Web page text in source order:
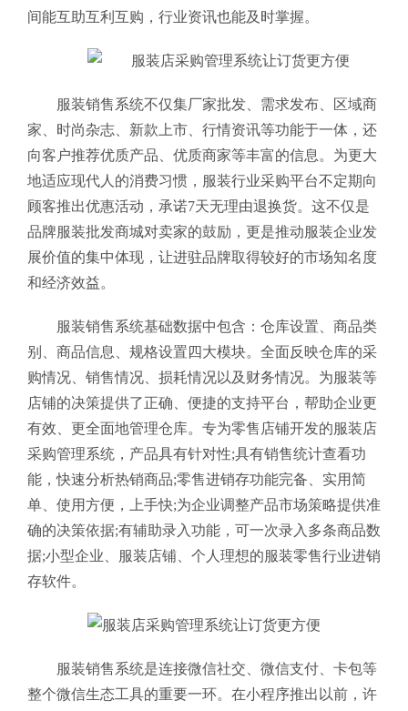
间能互助互利互购，行业资讯也能及时掌握。
服装销售系统不仅集厂家批发、需求发布、区域商
家、时尚杂志、新款上市、行情资讯等功能于一体，还
向客户推荐优质产品、优质商家等丰富的信息。为更大
地适应现代人的消费习惯，服装行业采购平台不定期向
顾客推出优惠活动，承诺7天无理由退换货。这不仅是
品牌服装批发商城对卖家的鼓励，更是推动服装企业发
展价值的集中体现，让进驻品牌取得较好的市场知名度
和经济效益。
服装销售系统基础数据中包含：仓库设置、商品类
别、商品信息、规格设置四大模块。全面反映仓库的采
购情况、销售情况、损耗情况以及财务情况。为服装等
店铺的决策提供了正确、便捷的支持平台，帮助企业更
有效、更全面地管理仓库。专为零售店铺开发的服装店
采购管理系统，产品具有针对性;具有销售统计查看功
能，快速分析热销商品;零售进销存功能完备、实用简
单、使用方便，上手快;为企业调整产品市场策略提供准
确的决策依据;有辅助录入功能，可一次录入多条商品数
据;小型企业、服装店铺、个人理想的服装零售行业进销
存软件。
服装销售系统是连接微信社交、微信支付、卡包等
整个微信生态工具的重要一环。在小程序推出以前，许